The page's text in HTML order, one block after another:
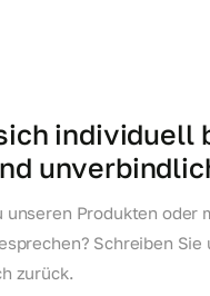
individuell
unseren Produkten oder
Schreiben Sie
zurück.